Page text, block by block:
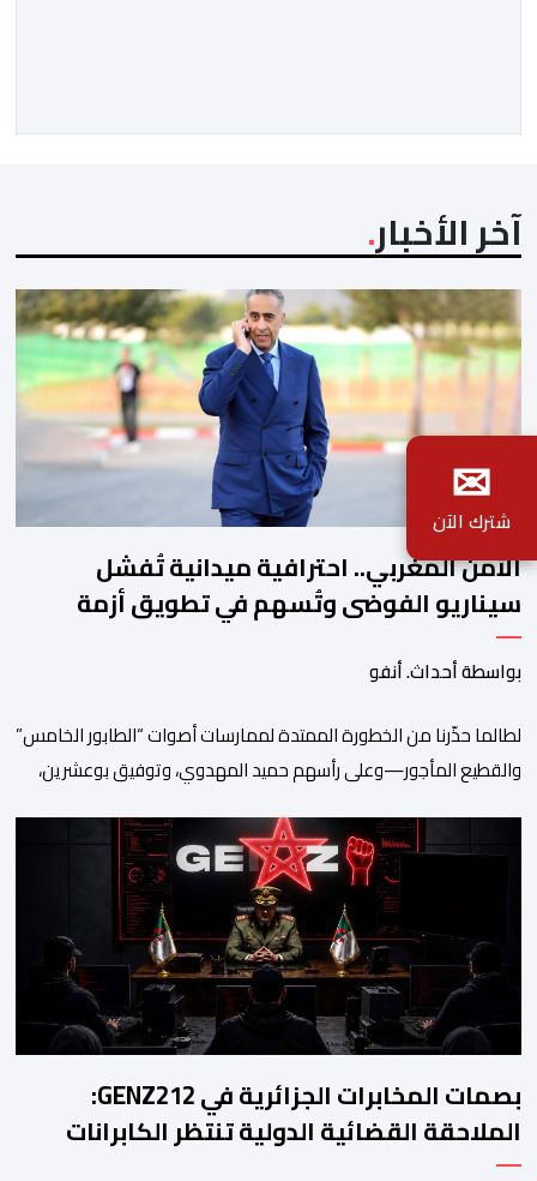
الاجتماعية”، يُمثِّل خروجاً غير مألوف عن الخط التحريري
آخر الأخبار
الأمن المغربي.. احترافية ميدانية تُفشل
سيناريو الفوضى وتُسهم في تطويق أزمة
سبتة
بواسطة أحداث. أنفو
لطالما حذّرنا من الخطورة الممتدة لممارسات أصوات “الطابور الخامس”
والقطيع المأجور—وعلى رأسهم حميد المهدوي، وتوفيق بوعشرين،
أخلاقيات العمل الصحفي ومقتضيات القانون الجنائي، عبر الاستغلال
المقيت لفقر وهشاشة بعض المواطنين وتوظيف انفعالاتهم لخدمة
أجندات التهييج وضرر استقرار الوطن. وجاء بوح “أبو وائل الريفي” هذا
الأحد ليؤكد حقيقة هذه […]
بصمات المخابرات الجزائرية في GENZ212:
الملاحقة القضائية الدولية تنتظر الكابرانات
✉
شترك الآن